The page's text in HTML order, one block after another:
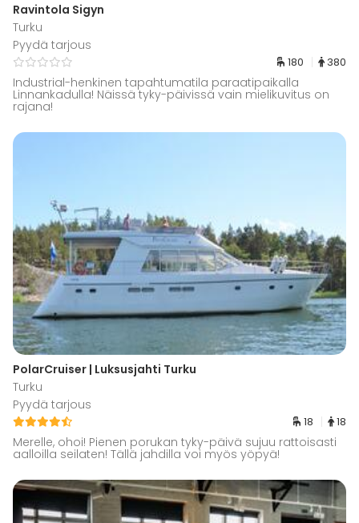
Ravintola Sigyn
Turku
Pyydä tarjous
180 380
Industrial-henkinen tapahtumatila paraatipaikalla
Linnankadulla! Näissä tyky-päivissä vain mielikuvitus on
rajana!
PolarCruiser | Luksusjahti Turku
Turku
Pyydä tarjous
18 18
Merelle, ohoi! Pienen porukan tyky-päivä sujuu rattoisasti
aalloilla seilaten! Tällä jahdilla voi myös yöpyä!